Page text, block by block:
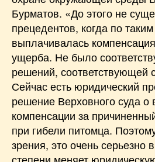
Бурматов. «До этого не
прецедентов, когда по
выплачивалась
ущерба. Не было
решений, соответствующей
Сейчас есть юридический
решение Верховного суда о
компенсации за
при гибели питомца.
зрения, это очень серьезно